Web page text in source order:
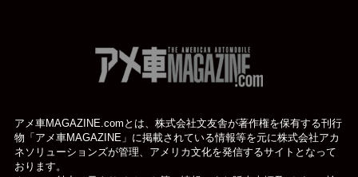
アメ車MAGAZINE.comとは、株式会社文友舎が著作権を保有する刊行
物「アメ車MAGAZINE」に掲載されている情報等を元に株式会社アカ
ネソリューションズが管理、アメリカ文化を発信するサイトとなって
おります。